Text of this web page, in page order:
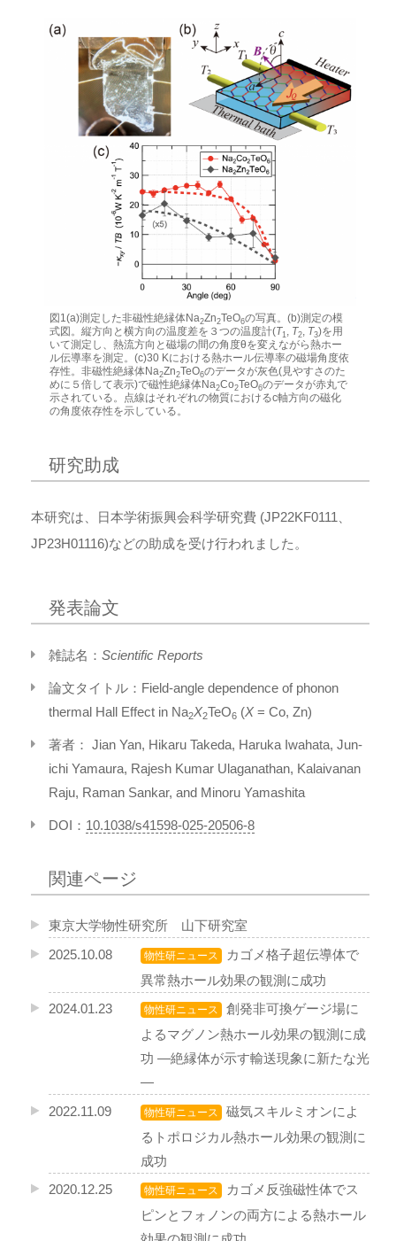
図1(a)測定した非磁性絶縁体Na2Zn2TeO6の写真。(b)測定の模
式図。縦方向と横方向の温度差を３つの温度計(T1 , T2, T3)を用
いて測定し、熱流方向と磁場の間の角度θを変えながら熱ホー
ル伝導率を測定。(c)30 Kにおける熱ホール伝導率の磁場角度依
存性。非磁性絶縁体Na2Zn2TeO6のデータが灰色(見やすさのた
めに５倍して表示)で磁性絶縁体Na2Co2TeO6のデータが赤丸で
示されている。点線はそれぞれの物質におけるc軸方向の磁化
の角度依存性を示している。
研究助成
本研究は、日本学術振興会科学研究費 (JP22KF0111、
JP23H01116)などの助成を受け行われました。
発表論文
雑誌名： Scientific Reports
論文タイトル：Field-angle dependence of phonon
thermal Hall Effect in Na2X2TeO6 (X = Co, Zn)
著者： Jian Yan, Hikaru Takeda, Haruka Iwahata, Jun-
ichi Yamaura, Rajesh Kumar Ulaganathan, Kalaivanan
Raju, Raman Sankar, and Minoru Yamashita
DOI： 10.1038/s41598-025-20506-8
関連ページ
東京大学物性研究所 山下研究室
2025.10.08
物性研ニュース
カゴメ格子超伝導体で
異常熱ホール効果の観測に成功
2024.01.23
物性研ニュース
創発非可換ゲージ場に
よるマグノン熱ホール効果の観測に成
功 ―絶縁体が示す輸送現象に新たな光
―
2022.11.09
物性研ニュース
磁気スキルミオンによ
るトポロジカル熱ホール効果の観測に
成功
2020.12.25
物性研ニュース
カゴメ反強磁性体でス
ピンとフォノンの両方による熱ホール